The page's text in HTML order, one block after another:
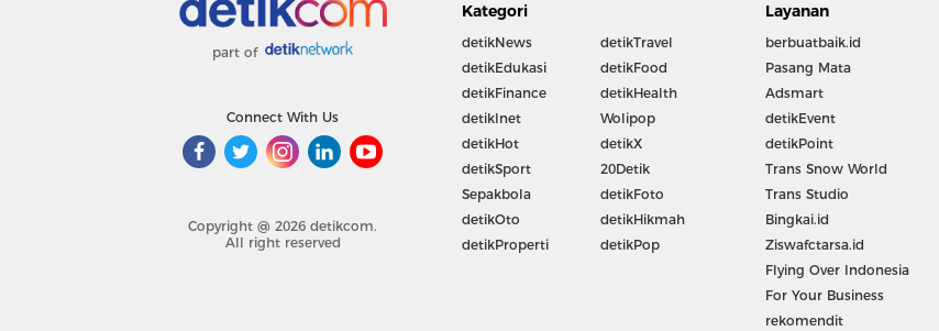
part of
Connect With Us
Copyright @ 2026 detikcom.
All right reserved
Kategori
detikNews
detikEdukasi
detikFinance
detikInet
detikHot
detikSport
Sepakbola
detikOto
detikProperti
detikTravel
detikFood
detikHealth
Wolipop
detikX
20Detik
detikFoto
detikHikmah
detikPop
Layanan
berbuatbaik.id
Pasang Mata
Adsmart
detikEvent
detikPoint
Trans Snow World
Trans Studio
Bingkai.id
Ziswafctarsa.id
Flying Over Indonesia
For Your Business
rekomendit